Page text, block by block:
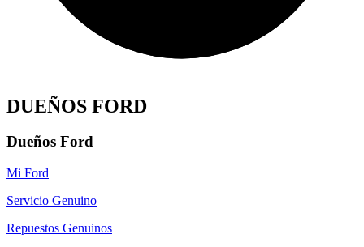
DUEÑOS FORD
Dueños Ford
Mi Ford
Servicio Genuino
Repuestos Genuinos